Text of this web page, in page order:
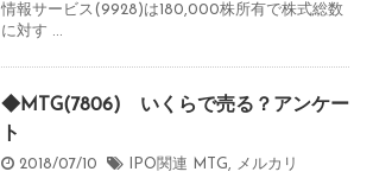
情報サービス(9928)は180,000株所有で株式総数
に対す ...
◆MTG(7806) いくらで売る？アンケー
ト
2018/07/10 IPO関連 MTG, メルカリ